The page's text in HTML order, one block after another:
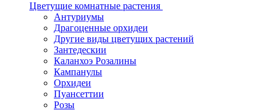
Цветущие комнатные растения
Антуриумы
Драгоценные орхидеи
Другие виды цветущих растений
Зантедескии
Каланхоэ Розалины
Кампанулы
Орхидеи
Пуансеттии
Розы